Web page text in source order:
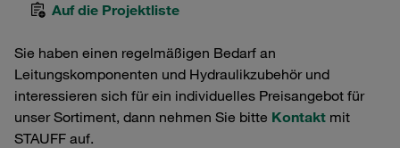
Auf die Projektliste
Sie haben einen regelmäßigen Bedarf an
Leitungskomponenten und Hydraulikzubehör und
interessieren sich für ein individuelles Preisangebot für
unser Sortiment, dann nehmen Sie bitte Kontakt mit
STAUFF auf.